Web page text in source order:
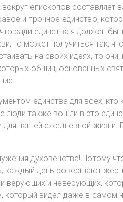
епископов
и прочное единство,
ради единства я должен
может получиться так,
на своих идеях, то
общин, основанных
единства для всех,
также вошли в это
нашей ежедневной
духовенства! Потому
день совершают
и неверующих,
видел даже в самом